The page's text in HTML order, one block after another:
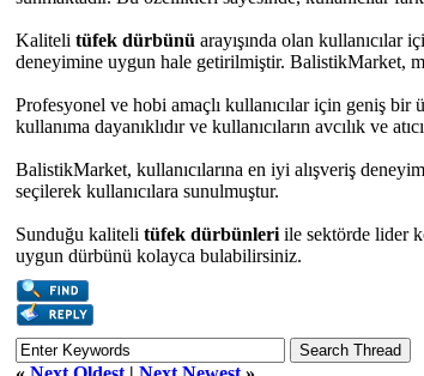
Kaliteli tüfek dürbünü arayışında olan
deneyimine uygun hale getirilmiştir. BalistikMarket,
Profesyonel ve hobi amaçlı kullanıcılar için geniş
kullanıma dayanıklıdır ve kullanıcıların avcılık ve
BalistikMarket, kullanıcılarına en iyi alışveriş
seçilerek kullanıcılara sunulmuştur.
Sunduğu kaliteli tüfek dürbünleri ile sektörde lider
uygun dürbünü kolayca bulabilirsiniz.